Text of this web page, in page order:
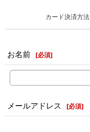
カード決済方
お名前 [必須]
メールアドレス [必須]